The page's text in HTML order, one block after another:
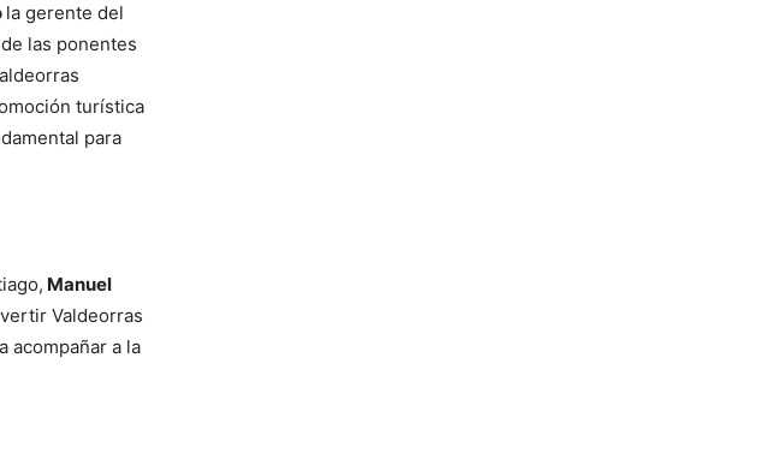
la gerente del
las ponentes
turística
para
Manuel
Valdeorras
acompañar a la